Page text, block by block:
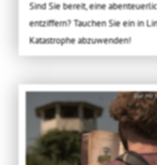
Sind Sie bereit, eine
entziffern? Tauchen Sie ein in
Katastrophe abzuwenden!
Bild: Mit